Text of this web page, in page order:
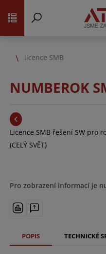
licence SMB
NUMBEROK
Licence SMB řešení SW pro
(CELÝ SVĚT)
Pro zobrazení informací je
POPIS TECHNICKÉ